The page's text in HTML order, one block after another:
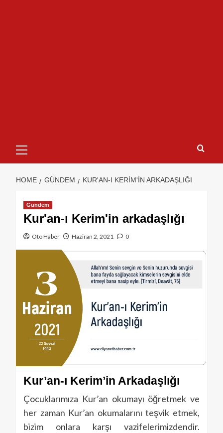
HOME GÜNDEM KUR'AN-I KERIM'IN ARKADAŞLIĞI
Gündem
Kur'an-ı Kerim'in arkadaşlığı
Oto Haber Haziran 2, 2021 0
Kur’an-ı Kerim’in Arkadaş lığı
Çocuklarımıza Kur’an okumayı öğretmek ve
her zaman Kur’an okumalarını teşvik etmek,
bizim onlara karşı vazifelerimizdendir.